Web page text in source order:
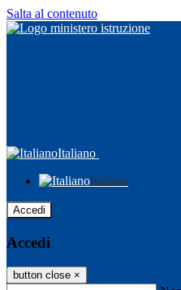
Salta al contenuto
Italiano
Italiano
Accedi
Accedi
button close ×